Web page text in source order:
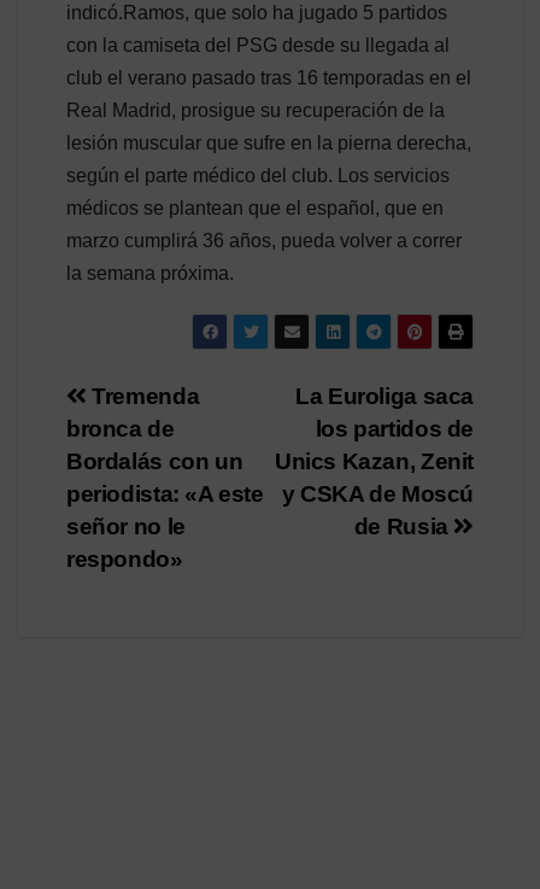
indicó.Ramos, que solo ha jugado 5 partidos
con la camiseta del PSG desde su llegada al
club el verano pasado tras 16 temporadas en el
Real Madrid, prosigue su recuperación de la
lesión muscular que sufre en la pierna derecha,
según el parte médico del club. Los servicios
médicos se plantean que el español, que en
marzo cumplirá 36 años, pueda volver a correr
la semana próxima.
Navegación
de
entradas
La Euroliga saca
los partidos de
Unics Kazan, Zenit
y CSKA de Moscú
de Rusia
Tremenda
bronca de
Bordalás con un
periodista: «A este
señor no le
respondo»